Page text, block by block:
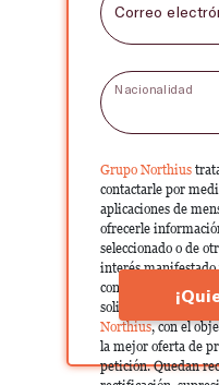
Correo
Nacionalidad
Grupo Northius
contactarle por
aplicaciones de
ofrecerle
seleccionado o de
interés manifestado
contratación
solicitud con las
Northius, con el
la mejor oferta de
petición. Quedan